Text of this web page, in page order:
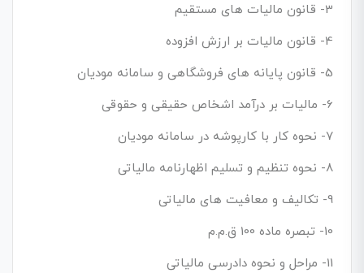
3- قانون مالیات های مستقیم
4- قانون مالیات بر ارزش افزوده
5- قانون پایانه های فروشگاهی و سامانه مودیان
6- مالیات بر درآمد اشخاص حقیقی و حقوقی
7- نحوه کار با کارپوشه در سامانه مودیان
8- نحوه تنظیم و تسلیم اظهارنامه مالیاتی
9- تکالیف و معافیت های مالیاتی
10- تبصره ماده 100 ق.م.م
11- مراحل و نحوه دادرسی مالیاتی